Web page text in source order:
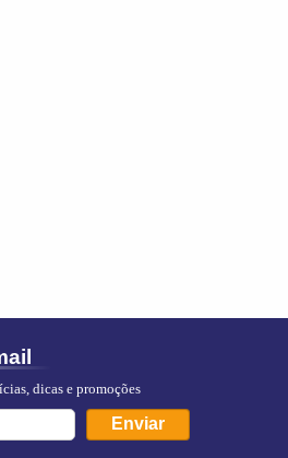
dicas e promoções